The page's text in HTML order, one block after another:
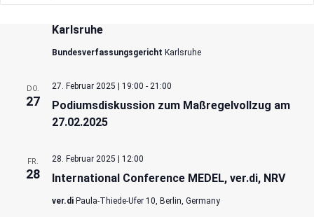
Karlsruhe
Bundesverfassungsgericht Karlsruhe
DO.
27
Podiumsdiskussion zum Maßregelvollzug am
27.02.2025
27. Februar 2025 | 19:00 - 21:00
FR.
28 International Conference MEDEL, ver.di, NRV
28. Februar 2025 | 12:00
ver.di Paula-Thiede-Ufer 10, Berlin, Germany